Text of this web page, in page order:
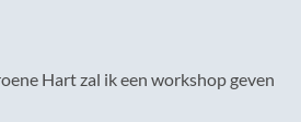
Hart zal ik een workshop geven